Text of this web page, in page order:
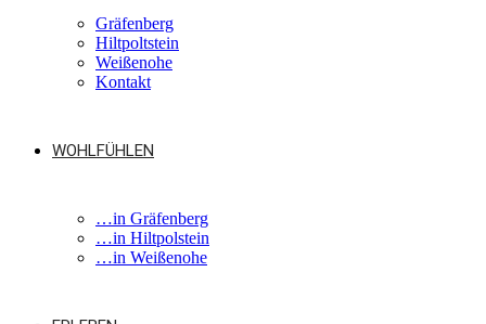
Gräfenberg
Hiltpoltstein
Weißenohe
Kontakt
WOHLFÜHLEN
…in Gräfenberg
…in Hiltpolstein
…in Weißenohe